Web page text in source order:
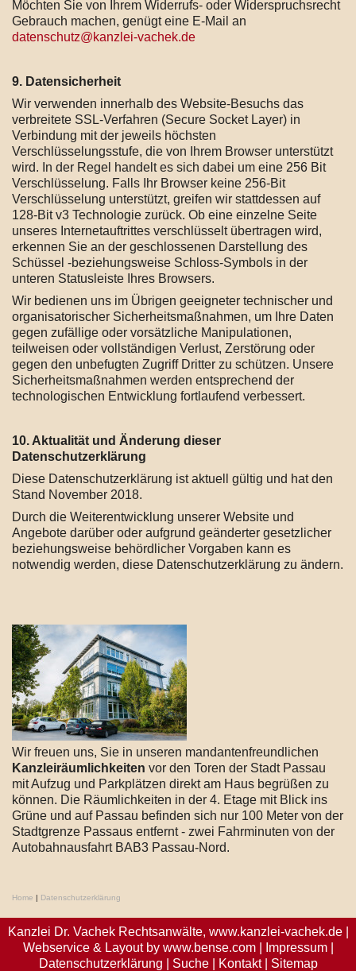
Möchten Sie von Ihrem Widerrufs- oder Widerspruchsrecht
Gebrauch machen, genügt eine E-Mail an
datenschutz@kanzlei-vachek.de
9. Datensicherheit
Wir verwenden innerhalb des Website-Besuchs das
verbreitete SSL-Verfahren (Secure Socket Layer) in
Verbindung mit der jeweils höchsten
Verschlüsselungsstufe, die von Ihrem Browser unterstützt
wird. In der Regel handelt es sich dabei um eine 256 Bit
Verschlüsselung. Falls Ihr Browser keine 256-Bit
Verschlüsselung unterstützt, greifen wir stattdessen auf
128-Bit v3 Technologie zurück. Ob eine einzelne Seite
unseres Internetauftrittes verschlüsselt übertragen wird,
erkennen Sie an der geschlossenen Darstellung des
Schüssel -beziehungsweise Schloss-Symbols in der
unteren Statusleiste Ihres Browsers.
Wir bedienen uns im Übrigen geeigneter technischer und
organisatorischer Sicherheitsmaßnahmen, um Ihre Daten
gegen zufällige oder vorsätzliche Manipulationen,
teilweisen oder vollständigen Verlust, Zerstörung oder
gegen den unbefugten Zugriff Dritter zu schützen. Unsere
Sicherheitsmaßnahmen werden entsprechend der
technologischen Entwicklung fortlaufend verbessert.
10. Aktualität und Änderung dieser
Datenschutzerklärung
Diese Datenschutzerklärung ist aktuell gültig und hat den
Stand November 2018.
Durch die Weiterentwicklung unserer Website und
Angebote darüber oder aufgrund geänderter gesetzlicher
beziehungsweise behördlicher Vorgaben kann es
notwendig werden, diese Datenschutzerklärung zu ändern.
Wir freuen uns, Sie in unseren mandantenfreundlichen
Kanzleiräumlichkeiten vor den Toren der Stadt Passau
mit Aufzug und Parkplätzen direkt am Haus begrüßen zu
können. Die Räumlichkeiten in der 4. Etage mit Blick ins
Grüne und auf Passau befinden sich nur 100 Meter von der
Stadtgrenze Passaus entfernt - zwei Fahrminuten von der
Autobahnausfahrt BAB3 Passau-Nord.
Home | Datenschutzerklärung
Kanzlei Dr. Vachek Rechtsanwälte, www.kanzlei-vachek.de|
Webservice & Layout by www.bense.com| Impressum|
Datenschutzerklärung
Suche| Kontakt| Sitemap